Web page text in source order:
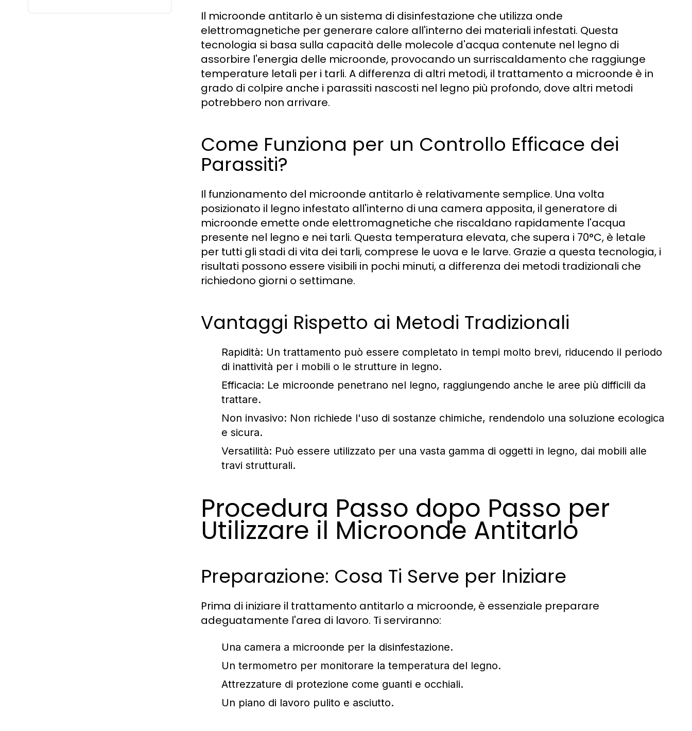
Il microonde antitarlo è un sistema di disinfestazione che utilizza onde
elettromagnetiche per generare calore all'interno dei materiali infestati. Questa
tecnologia si basa sulla capacità delle molecole d'acqua contenute nel legno di
assorbire l'energia delle microonde, provocando un surriscaldamento che raggiunge
temperature letali per i tarli. A differenza di altri metodi, il trattamento a microonde è in
grado di colpire anche i parassiti nascosti nel legno più profondo, dove altri metodi
potrebbero non arrivare.
Come Funziona per un Controllo Efficace dei
Parassiti?
Il funzionamento del microonde antitarlo è relativamente semplice. Una volta
posizionato il legno infestato all'interno di una camera apposita, il generatore di
microonde emette onde elettromagnetiche che riscaldano rapidamente l'acqua
presente nel legno e nei tarli. Questa temperatura elevata, che supera i 70°C, è letale
per tutti gli stadi di vita dei tarli, comprese le uova e le larve. Grazie a questa tecnologia, i
risultati possono essere visibili in pochi minuti, a differenza dei metodi tradizionali che
richiedono giorni o settimane.
Vantaggi Rispetto ai Metodi Tradizionali
Rapidità: Un trattamento può essere completato in tempi molto brevi, riducendo il periodo
di inattività per i mobili o le strutture in legno.
Efficacia: Le microonde penetrano nel legno, raggiungendo anche le aree più difficili da
trattare.
Non invasivo: Non richiede l'uso di sostanze chimiche, rendendolo una soluzione ecologica
e sicura.
Versatilità: Può essere utilizzato per una vasta gamma di oggetti in legno, dai mobili alle
travi strutturali.
Procedura Passo dopo Passo per
Utilizzare il Microonde Antitarlo
Preparazione: Cosa Ti Serve per Iniziare
Prima di iniziare il trattamento antitarlo a microonde, è essenziale preparare
adeguatamente l'area di lavoro. Ti serviranno:
Una camera a microonde per la disinfestazione.
Un termometro per monitorare la temperatura del legno.
Attrezzature di protezione come guanti e occhiali.
Un piano di lavoro pulito e asciutto.